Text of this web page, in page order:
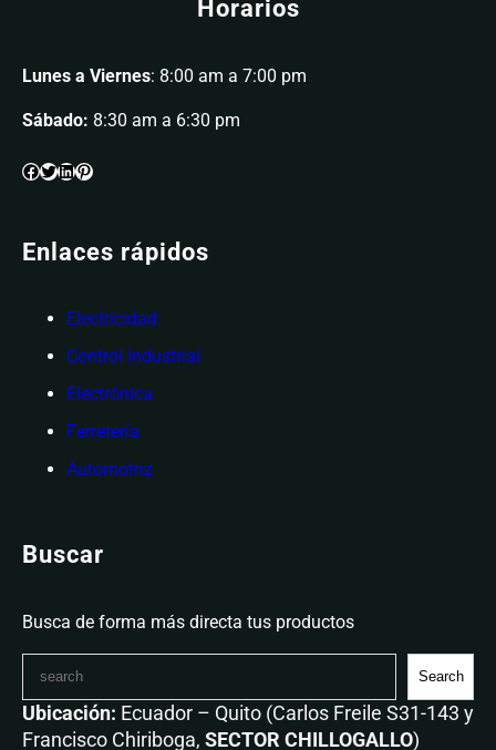
Horarios
Lunes a Viernes: 8:00 am a 7:00 pm
Sábado: 8:30 am a 6:30 pm
Enlaces rápidos
Electricidad
Control Industrial
Electrónica
Ferretería
Automotriz
Buscar
Busca de forma más directa tus productos
Search
Ubicación: Ecuador – Quito (Carlos Freile S31-143 y
Francisco Chiriboga, SECTOR CHILLOGALLO)